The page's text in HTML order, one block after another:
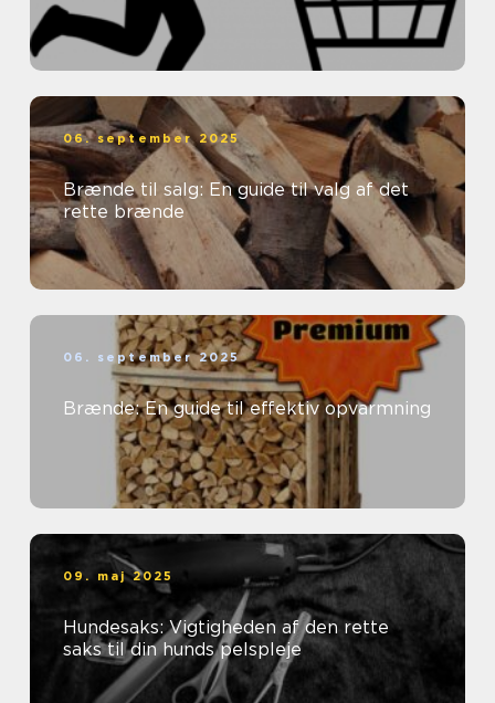
06. september 2025
Brænde til salg: En guide til valg af det
rette brænde
06. september 2025
Brænde: En guide til effektiv opvarmning
09. maj 2025
Hundesaks: Vigtigheden af den rette
saks til din hunds pelspleje